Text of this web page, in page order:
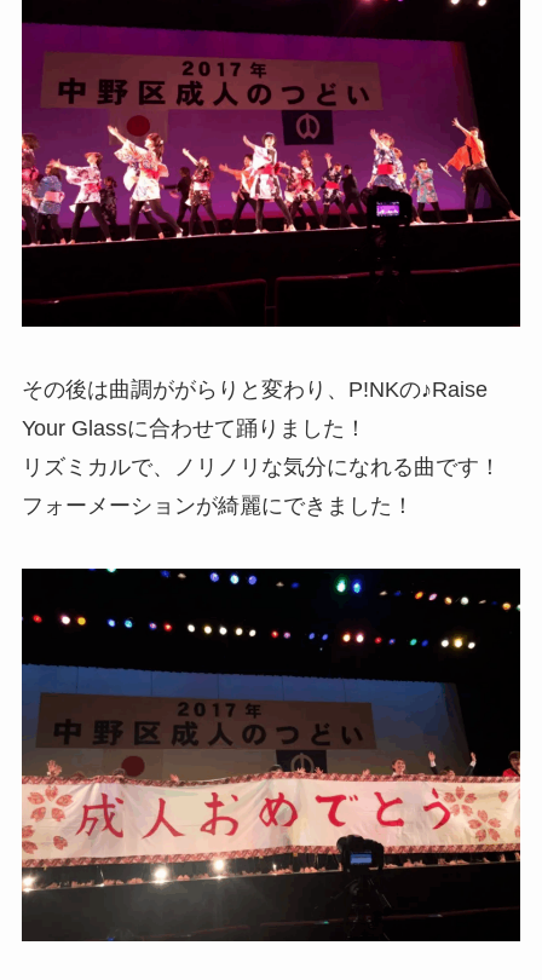
その後は曲調ががらりと変わり、P!NKの♪Raise
Your Glassに合わせて踊りました！
リズミカルで、ノリノリな気分になれる曲です！
フォーメーションが綺麗にできました！